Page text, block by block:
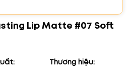
Lip Matte #07 Soft
Thương hiệu: